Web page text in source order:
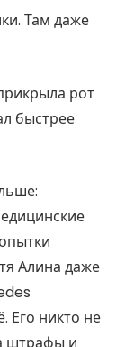
Там даже
рот
быстрее
Алина даже
Его никто не